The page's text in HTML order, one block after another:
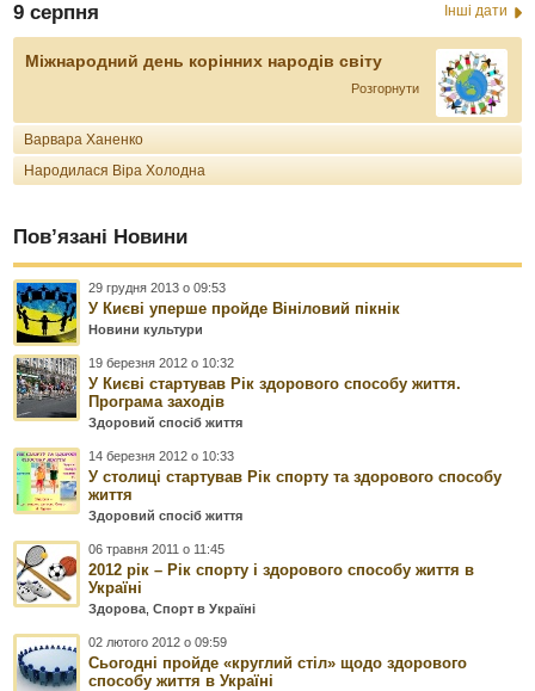
9 серпня Інші дати
Міжнародний день корінних народів світу
Розгорнути
Варвара Ханенко
Народилася Віра Холодна
Пов’язані Новини
29 грудня 2013 о 09:53
У Києві уперше пройде Вініловий пікнік
Новини культури
19 березня 2012 о 10:32
У Києві стартував Рік здорового способу життя.
Програма заходів
Здоровий спосіб життя
14 березня 2012 о 10:33
У столиці стартував Рік спорту та здорового способу
життя
Здоровий спосіб життя
06 травня 2011 о 11:45
2012 рік – Рік спорту і здорового способу життя в
Україні
Здорова ,Спорт в Україні
02 лютого 2012 о 09:59
Сьогодні пройде «круглий стіл» щодо здорового
способу життя в Україні